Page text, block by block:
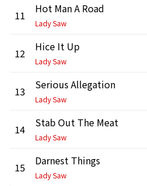
11 Hot Man A Road
Lady Saw
12 Hice It Up
Lady Saw
13 Serious Allegation
Lady Saw
14 Stab Out The Meat
Lady Saw
15 Darnest Things
Lady Saw